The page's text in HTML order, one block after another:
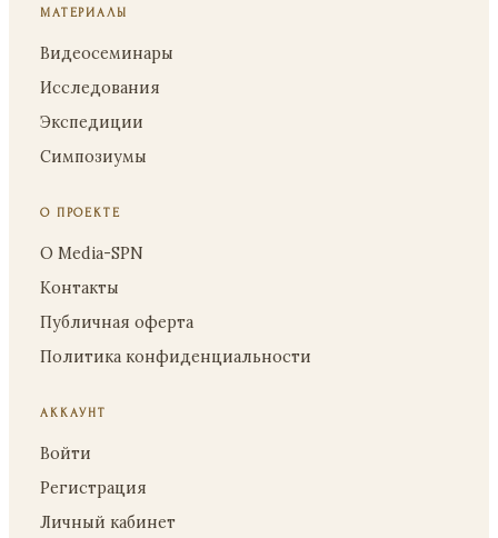
МАТЕРИАЛЫ
Видеосеминары
Исследования
Экспедиции
Симпозиумы
О ПРОЕКТЕ
О Media-SPN
Контакты
Публичная оферта
Политика конфиденциальности
АККАУНТ
Войти
Регистрация
Личный кабинет